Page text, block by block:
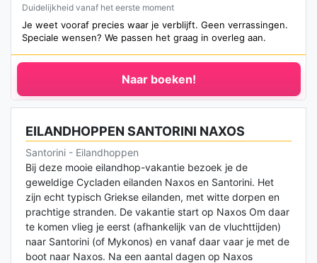
Duidelijkheid vanaf het eerste moment
Je weet vooraf precies waar je verblijft. Geen verrassingen.
Speciale wensen? We passen het graag in overleg aan.
Naar boeken!
EILANDHOPPEN SANTORINI NAXOS
Santorini - Eilandhoppen
Bij deze mooie eilandhop-vakantie bezoek je de
geweldige Cycladen eilanden Naxos en Santorini. Het
zijn echt typisch Griekse eilanden, met witte dorpen en
prachtige stranden. De vakantie start op Naxos Om daar
te komen vlieg je eerst (afhankelijk van de vluchttijden)
naar Santorini (of Mykonos) en vanaf daar vaar je met de
boot naar Naxos. Na een aantal dagen op Naxos